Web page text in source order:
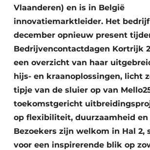
Vlaanderen) en is in België
innovatiemarktleider. Het
december opnieuw present
Bedrijvencontactdagen Kortrijk
een overzicht van haar
hijs- en kraanoplossingen, licht
tipje van de sluier op van
toekomstgericht
op flexibiliteit, duurzaamheid en
Bezoekers zijn welkom in Hal 2,
voor een inspirerende blik op